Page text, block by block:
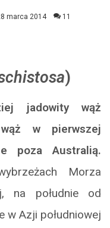
marca 2014 11
)
jadowity wąż
wąż w pierwszej
poza Australią.
Morza
na południe od
w Azji południowej